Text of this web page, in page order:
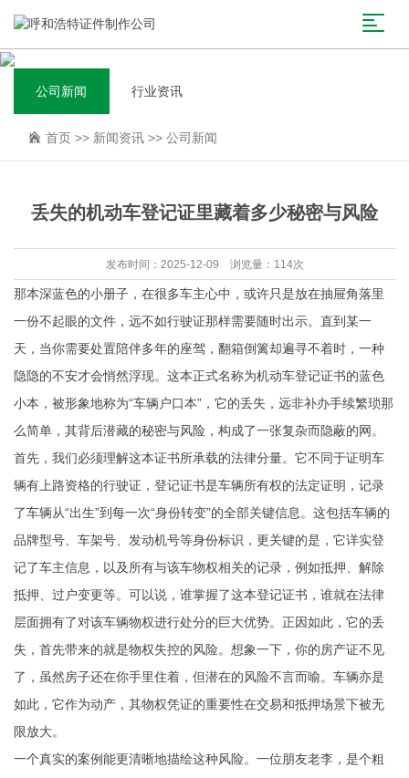
公司新闻 行业资讯
首页 >> 新闻资讯 >> 公司新闻
丢失的机动车登记证里藏着多少秘密与风险
发布时间：2025-12-09 浏览量：114次
那本深蓝色的小册子，在很多车主心中，或许只是放在抽屉角落里
一份不起眼的文件，远不如行驶证那样需要随时出示。直到某一
天，当你需要处置陪伴多年的座驾，翻箱倒篱却遍寻不着时，一种
隐隐的不安才会悄然浮现。这本正式名称为机动车登记证书的蓝色
小本，被形象地称为“车辆户口本”，它的丢失，远非补办手续繁琐那
么简单，其背后潜藏的秘密与风险，构成了一张复杂而隐蔽的网。
首先，我们必须理解这本证书所承载的法律分量。它不同于证明车
辆有上路资格的行驶证，登记证书是车辆所有权的法定证明，记录
了车辆从“出生”到每一次“身份转变”的全部关键信息。这包括车辆的
品牌型号、车架号、发动机号等身份标识，更关键的是，它详实登
记了车主信息，以及所有与该车物权相关的记录，例如抵押、解除
抵押、过户变更等。可以说，谁掌握了这本登记证书，谁就在法律
层面拥有了对该车辆物权进行处分的巨大优势。正因如此，它的丢
失，首先带来的就是物权失控的风险。想象一下，你的房产证不见
了，虽然房子还在你手里住着，但潜在的风险不言而喻。车辆亦是
如此，它作为动产，其物权凭证的重要性在交易和抵押场景下被无
限放大。
一个真实的案例能更清晰地描绘这种风险。一位朋友老李，是个粗